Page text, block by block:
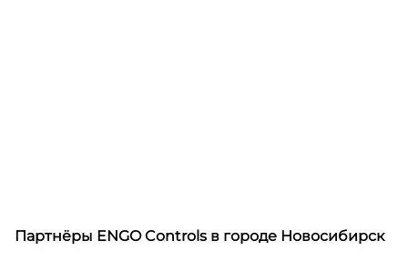
Партнёры ENGO Controls в городе Новосибирск